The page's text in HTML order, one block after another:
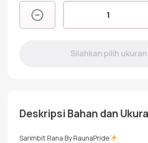
RGAF
Deskripsi Bahan dan
Sarimbit Rana By RaunaPride